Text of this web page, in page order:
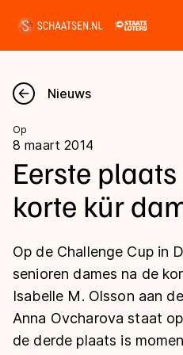
Nieuws
Kalender
Disciplines
Langebaan
Shorttrack
Inlineskaten
Uitslagen
Langebaan
Shorttrack
Marathon
Tijden & historie
Ranglijsten Langebaan
Nieuws
Op
8 maart 2014
Eerste
korte kür
Op de Challenge Cup in
senioren dames na de
Isabelle M. Olsson aan
Anna Ovcharova staat
de derde plaats is